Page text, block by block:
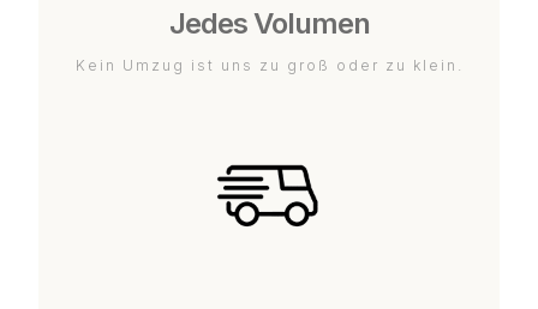
Jedes Volumen
Kein Umzug ist uns zu groß oder zu klein.